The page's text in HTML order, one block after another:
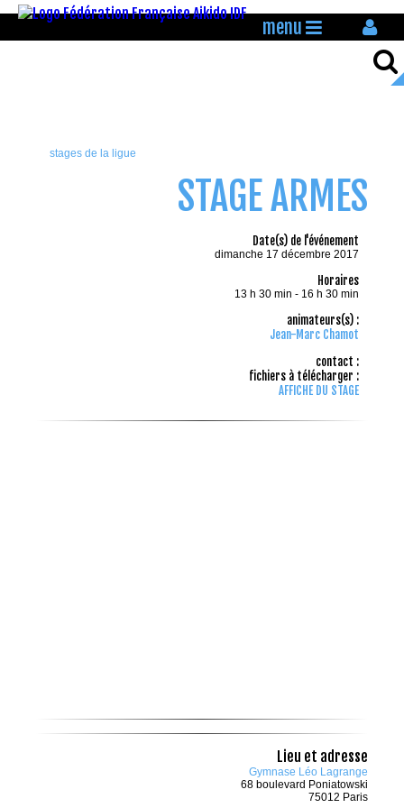
menu
stages de la ligue
STAGE ARMES
Date(s) de l'événement
dimanche 17 décembre 2017
Horaires
13 h 30 min - 16 h 30 min
animateurs(s) :
Jean-Marc Chamot
contact :
fichiers à télécharger :
AFFICHE DU STAGE
Lieu et adresse
Gymnase Léo Lagrange
68 boulevard Poniatowski
75012 Paris